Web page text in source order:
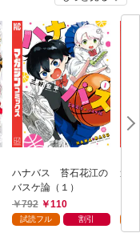
ハナバス 苔石花江の
バスケ論（１）
792
110
試読フル 割引
追
強
～